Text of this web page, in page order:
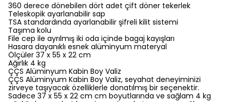
360 derece dönebilen dört adet çift döner tekerlek
Teleskopik ayarlanabilir sap
TSA standardında ayarlanabilir şifreli kilit sistemi
Taşıma kolu
File cep ile ayrılmış iki oda içinde bagaj kayışları
Hasara dayanıklı esnek alüminyum materyal
Ölçüler 37 x 55 x 22 cm
Ağırlık 4 kg
ÇÇS Alüminyum Kabin Boy Valiz
ÇÇS Alüminyum Kabin Boy Valiz, seyahat deneyiminizi
zirveye taşıyacak özelliklerle donatılmış bir seçenektir.
Sadece 37 x 55 x 22 cm cm boyutlarında ve sağlam 4 kg